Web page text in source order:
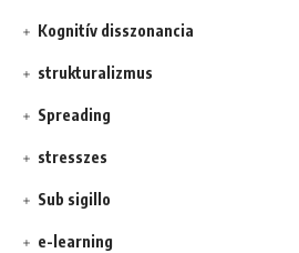
Kognitív disszonancia
strukturalizmus
Spreading
stresszes
Sub sigillo
e-learning